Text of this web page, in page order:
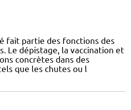
fait partie des fonctions des
Le dépistage, la vaccination et
concrètes dans des
que les chutes ou l